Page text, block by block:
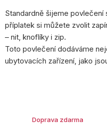
Standardně šijeme povlečení
příplatek si můžete zvolit
– nit, knoflíky i zip.
Toto povlečení dodáváme
ubytovacích zařízení, jako
Doprava zdarma